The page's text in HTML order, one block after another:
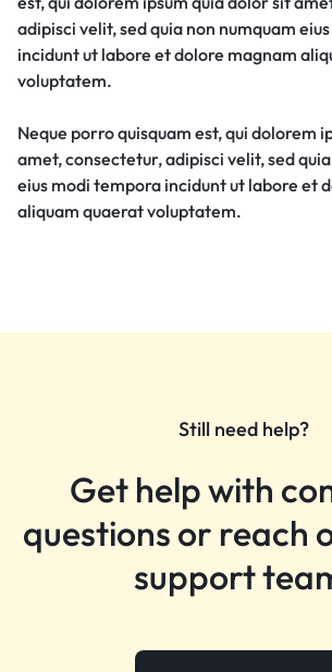
adipisci velit, sed quia non numquam
incidunt ut labore et dolore magnam
voluptatem.
Neque porro quisquam est, qui dolorem
amet, consectetur, adipisci velit, sed
eius modi tempora incidunt ut labore et
aliquam quaerat voluptatem.
Still need help?
Get help with
questions or reach
support